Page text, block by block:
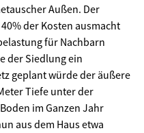
Außen. Der
der Kosten ausmacht
für Nachbarn
der Siedlung ein
geplant würde der äußere
Tiefe unter der
im Ganzen Jahr
aus dem Haus etwa